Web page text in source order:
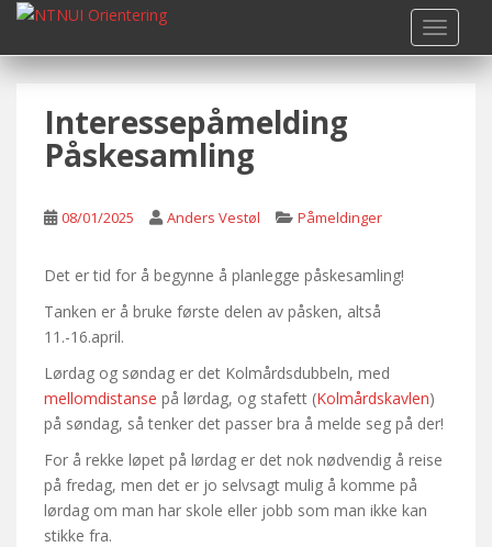
i
Interessepåmelding
Påskesamling
08/01/2025 Anders Vestøl Påmeldinger
Det er tid for å begynne å planlegge påskesamling!
Tanken er å bruke første delen av påsken, altså
11.-16.april.
Lørdag og søndag er det Kolmårdsdubbeln, med
mellomdistanse på lørdag, og stafett (Kolmårdskavlen)
på søndag, så tenker det passer bra å melde seg på der!
For å rekke løpet på lørdag er det nok nødvendig å reise
på fredag, men det er jo selvsagt mulig å komme på
lørdag om man har skole eller jobb som man ikke kan
stikke fra.